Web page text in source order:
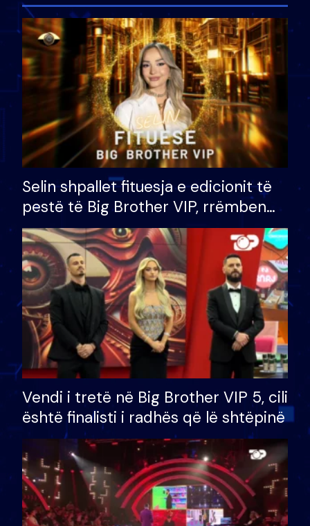
Selin shpallet fituesja e edicionit të
pestë të Big Brother VIP, rrëmben
çmimin e madh prej 100 mijë eurosh
Vendi i tretë në Big Brother VIP 5, cili
është finalisti i radhës që lë shtëpinë